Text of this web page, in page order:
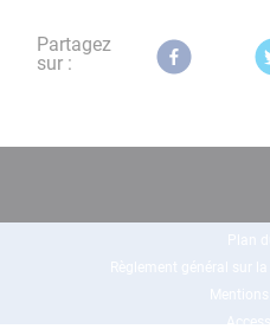
Partagez
sur :